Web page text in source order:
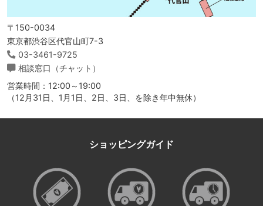
〒150-0034
東京都渋谷区代官山町7-3
03-3461-9725
相談窓口（チャット）
営業時間：12:00～19:00
（12月31日、1月1日、2日、3日、を除き年中無休）
ショッピングガイド